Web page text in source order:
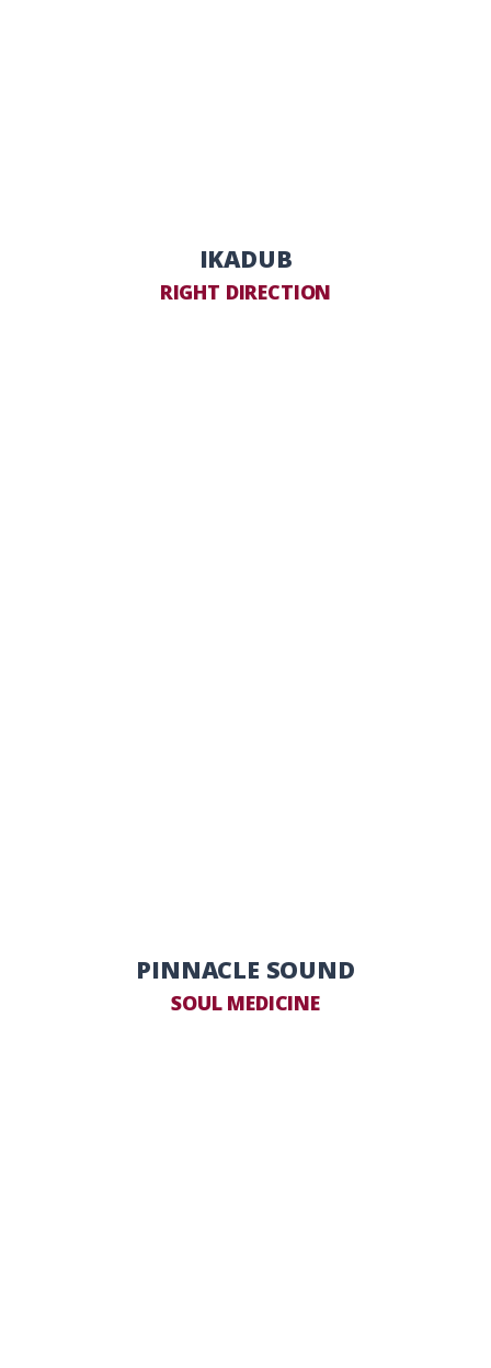
IKADUB
RIGHT DIRECTION
PINNACLE SOUND
SOUL MEDICINE